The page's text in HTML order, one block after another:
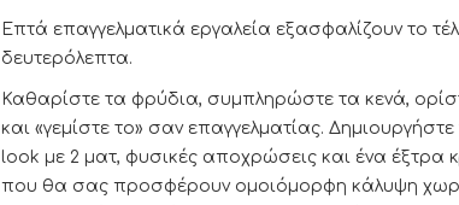
Επτά επαγγελματικά εργαλεία εξασφαλίζουν το
δευτερόλεπτα.
Καθαρίστε τα φρύδια, συμπληρώστε τα κενά,
και «γεμίστε το» σαν επαγγελματίας.
look με 2 ματ, φυσικές αποχρώσεις και ένα έξτρα
που θα σας προσφέρουν ομοιόμορφη κάλυψη